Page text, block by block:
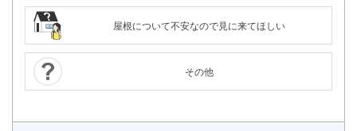
24時間365日対応
屋根について不安なので見に来てほしい
その他